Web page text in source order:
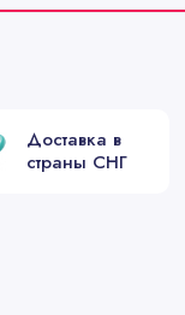
Доставка в
страны СНГ